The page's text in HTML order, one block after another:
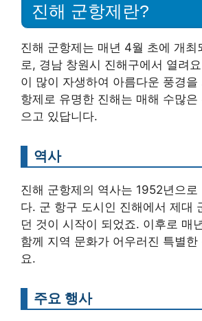
진해 군항제란?
진해 군항제는 매년 4월 초에 개최
로, 경남 창원시 진해구에서 열려
이 많이 자생하여 아름다운 풍경을
항제로 유명한 진해는 매해 수많은
으고 있답니다.
역사
진해 군항제의 역사는 1952년으로
다. 군 항구 도시인 진해에서 제대
던 것이 시작이 되었죠. 이후로 매
함께 지역 문화가 어우러진 특별한
요.
주요 행사